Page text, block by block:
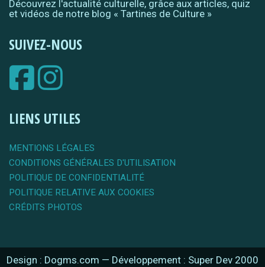
Découvrez l'actualité culturelle, grâce aux articles, quiz
et vidéos de notre blog « Tartines de Culture »
SUIVEZ-NOUS
LIENS UTILES
MENTIONS LÉGALES
CONDITIONS GÉNÉRALES D'UTILISATION
POLITIQUE DE CONFIDENTIALITÉ
POLITIQUE RELATIVE AUX COOKIES
CRÉDITS PHOTOS
Design : Dogms.com — Développement : Super Dev 2000